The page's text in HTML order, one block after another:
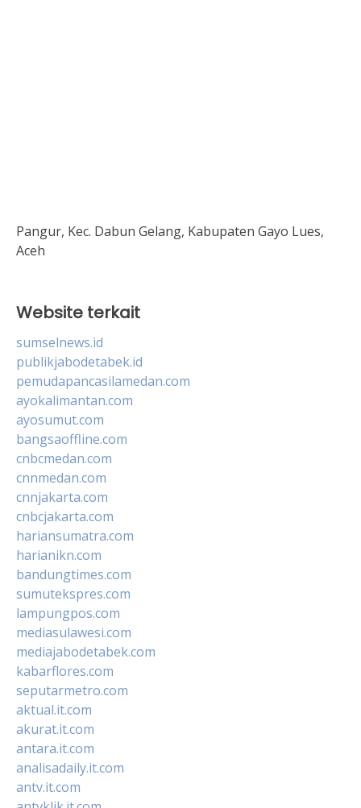
Pangur, Kec. Dabun Gelang, Kabupaten Gayo Lues,
Aceh
Website terkait
sumselnews.id
publikjabodetabek.id
pemudapancasilamedan.com
ayokalimantan.com
ayosumut.com
bangsaoffline.com
cnbcmedan.com
cnnmedan.com
cnnjakarta.com
cnbcjakarta.com
hariansumatra.com
harianikn.com
bandungtimes.com
sumutekspres.com
lampungpos.com
mediasulawesi.com
mediajabodetabek.com
kabarflores.com
seputarmetro.com
aktual.it.com
akurat.it.com
antara.it.com
analisadaily.it.com
antv.it.com